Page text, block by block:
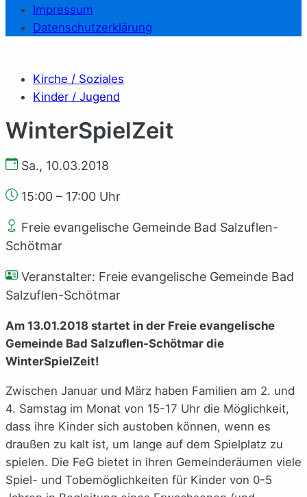
Impressum
Datenschutzerklärung
Kirche / Soziales
Kinder / Jugend
WinterSpielZeit
Sa., 10.03.2018
15:00 – 17:00 Uhr
Freie evangelische Gemeinde Bad Salzuflen-
Schötmar
Veranstalter: Freie evangelische Gemeinde Bad
Salzuflen-Schötmar
Am 13.01.2018 startet in der Freie evangelische
Gemeinde Bad Salzuflen-Schötmar die
WinterSpielZeit!
Zwischen Januar und März haben Familien am 2. und
4. Samstag im Monat von 15-17 Uhr die Möglichkeit,
dass ihre Kinder sich austoben können, wenn es
draußen zu kalt ist, um lange auf dem Spielplatz zu
spielen. Die FeG bietet in ihren Gemeinderäumen viele
Spiel- und Tobemöglichkeiten für Kinder von 0-5